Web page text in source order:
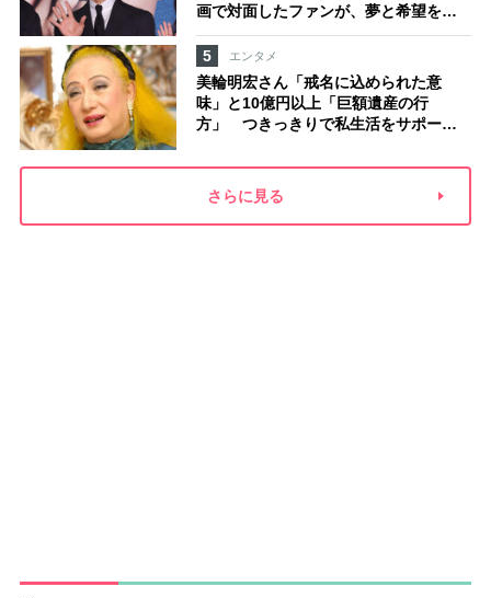
画で対面したファンが、夢と希望を与
える心遣いに「うれしくて号泣しまし
た」
5 エンタメ
美輪明宏さん「戒名に込められた意
味」と10億円以上「巨額遺産の行
方」 つきっきりで私生活をサポート
さらに見る